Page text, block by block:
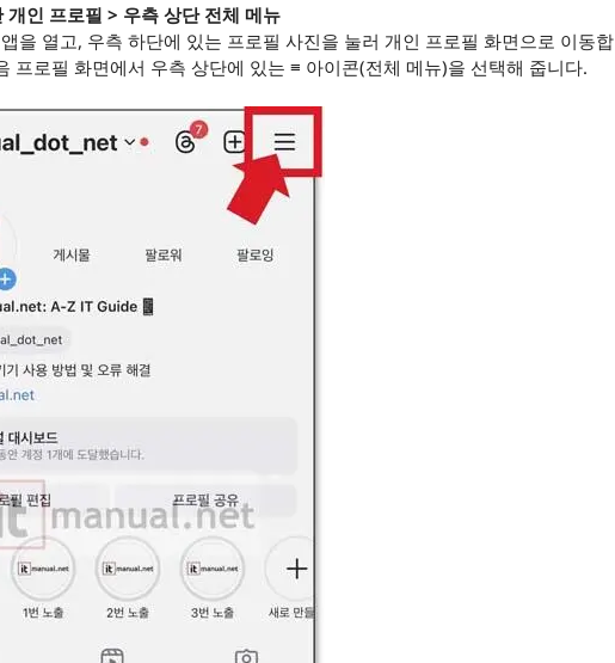
개인 프로필 > 우측 상단 전체 메뉴
을 열고, 우측 하단에 있는 프로필 사진을 눌러 개인 프로필 화면으로 이동합
프로필 화면에서 우측 상단에 있는 ≡ 아이콘(전체 메뉴)을 선택해 줍니다.